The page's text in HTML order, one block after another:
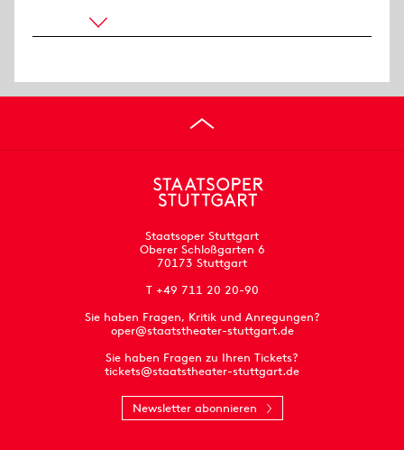
Staatsoper Stuttgart
Oberer Schloßgarten 6
70173 Stuttgart
T +49 711 20 20-90
Sie haben Fragen, Kritik und Anregungen?
oper@staatstheater-stuttgart.de
Sie haben Fragen zu Ihren Tickets?
tickets@staatstheater-stuttgart.de
Newsletter abonnieren